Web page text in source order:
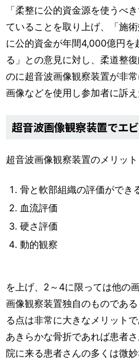
「柔整に公的資金源を使うべ
ていることを取り上げ、「施
に公的資金が年間4,000億円を
る」との意見に対し、柔道整
のに超音波画像観察装置が非
画像などを使用し参加者に訴え
超音波画像観察装置でエ
超音波画像観察装置のメリット
骨と軟部組織の評価ができ
血流評価
硬さ評価
動的観察
を上げ、2～4に限っては他の
画像観察装置独自のものであ
る点は非常に大きなメリットで
あきらかな骨折であれば患者
院に来る患者さんの多くは微